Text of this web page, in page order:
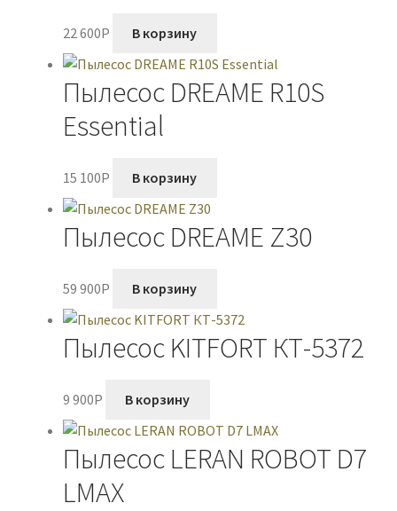
22 600P В корзину
Пылесос DREAME R10S
Essential
15 100P В корзину
Пылесос DREAME Z30
59 900P В корзину
Пылесос KITFORT КТ-5372
9 900P В корзину
Пылесос LERAN ROBOT D7
LMAX